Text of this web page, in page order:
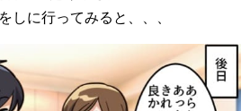
しに行ってみると、、、